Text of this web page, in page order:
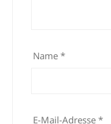
Name *
E-Mail-Adresse *